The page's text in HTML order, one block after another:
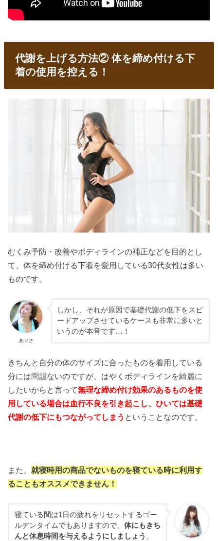
代謝を上げる方法② 体を締め付ける下
着の使用を控える！
むくみ予防・改善やボディラインの補正などを目的とし
て、体を締め付ける下着を愛用している30代女性は多い
ものです。
ありさ
しかし、それが原因で基礎代謝の低下をスピ
ードアップさせているケースも非常に多いと
いうのが本音です…！
きちんと自分の体のサイズに合ったものを着用している
分には問題ないのですが、はやくボディラインを綺麗に
したいからと言って無理な締め付け効果のあるものを使
用している場合は血行不良を引き起こし、ひいては基礎
代謝の低下にもつながってしまう ということなのです。
また、就寝時用の商品でないものを寝ている時に利用す
ることもオススメできません！
寝ている間は1日の疲れをリセットするゴー
ルデンタイムでもありますので、 体にもきち
んと休息時間を与えるようにしましょう 。